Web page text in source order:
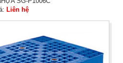
Liên hệ